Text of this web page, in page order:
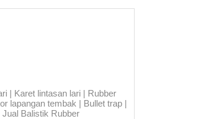
| Karet lintasan lari | Rubber
lapangan tembak | Bullet trap |
Balistik Rubber